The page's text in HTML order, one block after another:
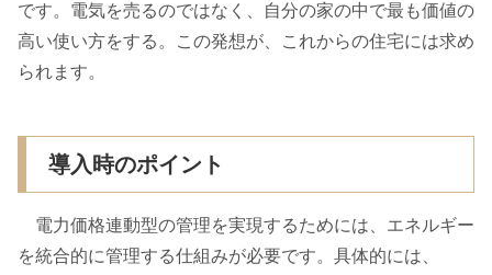
です。電気を売るのではなく、自分の家の中で最も価値の
高い使い方をする。この発想が、これからの住宅には求め
られます。
導入時のポイント
電力価格連動型の管理を実現するためには、エネルギー
を統合的に管理する仕組みが必要です。具体的には、